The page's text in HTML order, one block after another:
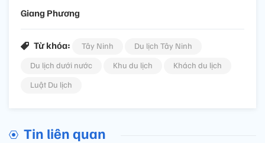
Giang Phương
Từ khóa: Tây Ninh
Du lịch Tây Ninh
Du lịch dưới nước
Khu du lịch
Khách du lịch
Luật Du lịch
Tin liên quan